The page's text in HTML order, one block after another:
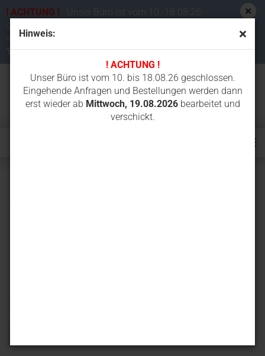
Hinweis:
! ACHTUNG !
Unser Büro ist vom 10. bis 18.08.26 geschlossen.
Eingehende Anfragen und Bestellungen werden dann
erst wieder ab Mittwoch, 19.08.2026bearbeitet und
verschickt.
! ACHTUNG !
Unser Büro ist vom 10.-18.08.26
werden dann erst wieder ab
19.08.2026bearbeitet und verschickt.